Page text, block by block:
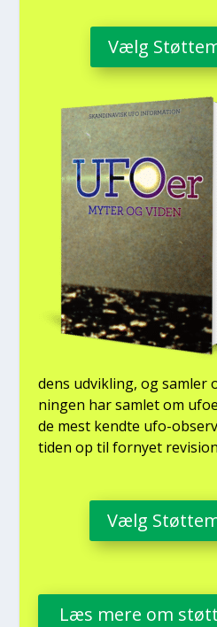
Vælg
dens udvik­ling, og sam­ler
nin­gen har sam­let om
de mest kend­te ufo-
tiden op til for­ny­et
Vælg
Læs mere om